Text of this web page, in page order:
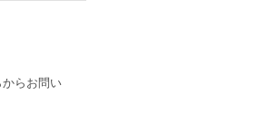
からお問い